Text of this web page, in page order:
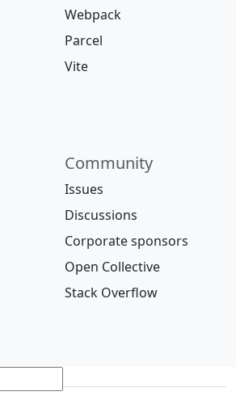
Webpack
Parcel
Vite
Community
Issues
Discussions
Corporate sponsors
Open Collective
Stack Overflow